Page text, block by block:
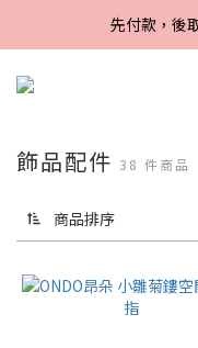
Line好友招
先付款，後
Line好友招
飾品配件 38 件商品
商品排序